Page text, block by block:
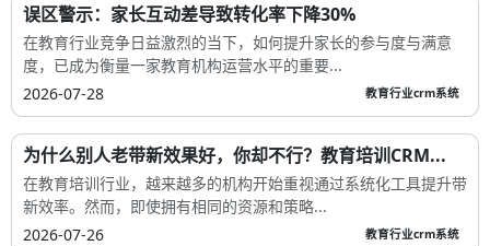
误区警示：家长互动差导致转化率下降30%
在教育行业竞争日益激烈的当下，如何提升家长的参与度与满意
度，已成为衡量一家教育机构运营水平的重要...
2026-07-28
教育行业crm系统
为什么别人老带新效果好，你却不行？教育培训CRM...
在教育培训行业，越来越多的机构开始重视通过系统化工具提升带
新效率。然而，即使拥有相同的资源和策略...
2026-07-26
教育行业crm系统